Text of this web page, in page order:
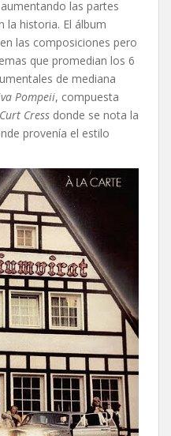
las partes
la historia. El álbum
las composiciones pero
que promedian los 6
de mediana
Pompeii, compuesta
Curt Cress donde se nota la
provenía el estilo